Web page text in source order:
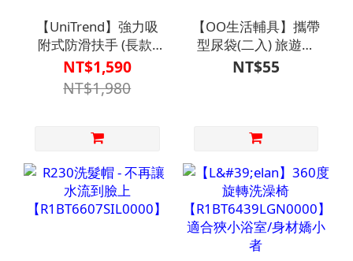
【UniTrend】強力吸
附式防滑扶手 (長款)
約50公分【HO-099】
DIY 免鑽孔
NT$1,590
NT$1,980
【OO生活輔具】攜帶
型尿袋(二入) 旅遊車
用尿袋
NT$55